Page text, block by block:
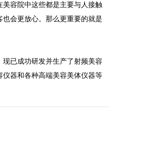
容院中这些都是主要与人接触
会更放心。那么更重要的就是
已成功研发并生产了射频美容
器和各种高端美容美体仪器等